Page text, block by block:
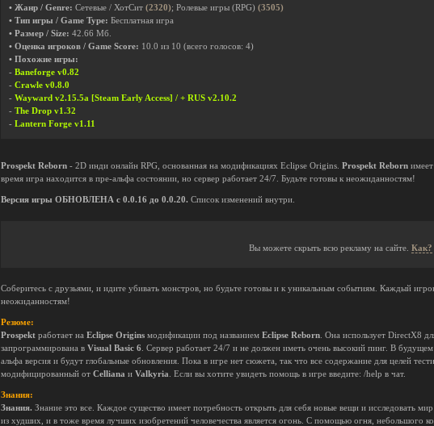
• Жанр / Genre: Сетевые / ХотСит (2320); Ролевые игры (RPG) (3505)
• Тип игры / Game Type: Бесплатная игра
• Размер / Size: 42.66 Мб.
• Оценка игроков / Game Score: 10.0 из 10 (всего голосов: 4)
• Похожие игры:
- Baneforge v0.82
- Crawle v0.8.0
- Wayward v2.15.5a [Steam Early Access] / + RUS v2.10.2
- The Drop v1.32
- Lantern Forge v1.11
Prospekt Reborn - 2D инди онлайн RPG, основанная на модификациях Eclipse Origins. Prospekt Reborn
время игра находится в пре-альфа состоянии, но сервер работает 24/7. Будьте готовы к неожиданностям!
Версия игры ОБНОВЛЕНА с 0.0.16 до 0.0.20. Список изменений внутри.
Вы можете скрыть всю рекламу на сайте. Как?
Соберитесь с друзьями, и идите убивать монстров, но будьте готовы и к уникальным событиям. Каждый
неожиданностям!
Резюме:
Prospekt работает на Eclipse Origins модификации под названием Eclipse Reborn . Она использует DirectX8
запрограммирована в Visual Basic 6 . Сервер работает 24/7 и не должен иметь очень высокий пинг. В
альфа версия и будут глобальные обновления. Пока в игре нет сюжета, так что все содержание для целей
модифицированный от Celliana и Valkyria . Если вы хотите увидеть помощь в игре введите: /help в чат.
Знания:
Знания. Знание это все. Каждое существо имеет потребность открыть для себя новые вещи и исследовать
из худших, и в тоже время лучших изобретений человечества является огонь. С помощью огня, небольшого